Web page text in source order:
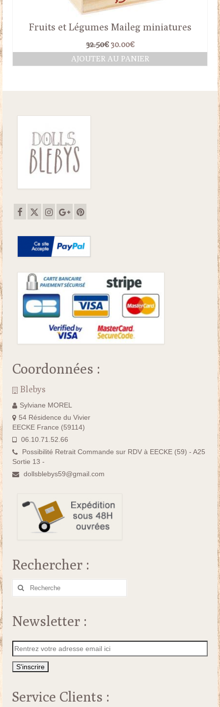
Fruits et Légumes Maileg miniatures
32.50€ Le
prix
initial
30.00€Le
prix
actuel
AJOUTER AU PANIER
Coordonnées :
Blebys
Sylviane MOREL
54 Résidence du Vivier
EECKE France (59114)
06.10.71.52.66
Possibilité Retrait Commande sur RDV à EECKE (59) - A25
Sortie 13 -
dollsblebys59@gmail.com
Rechercher :
Rechercher
Newsletter :
Service Clients :